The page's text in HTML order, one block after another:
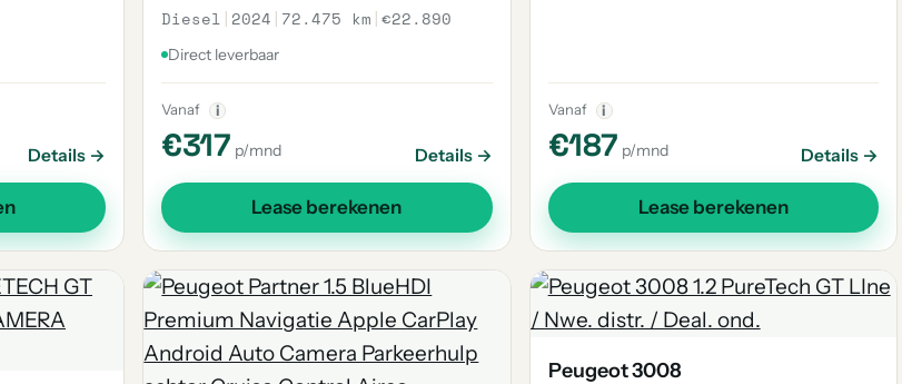
Details →
Diesel | 2024 | 72.475 km |€22.890
Direct leverbaar
Vanaf i
€317 p/mnd Details →
Lease berekenen
Vanaf i
€187 p/mnd Details →
Lease berekenen
Peugeot 3008